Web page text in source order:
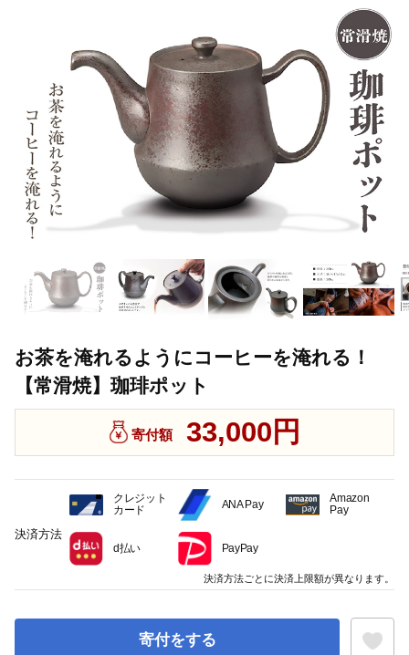
お茶を淹れるようにコーヒーを淹れる！
【常滑焼】珈琲ポット
寄付額 33,000円
寄付をする
決済方法
クレジット
カード
ANA Pay
Amazon
Pay
d払い PayPay
決済方法ごとに決済上限額が異なります。